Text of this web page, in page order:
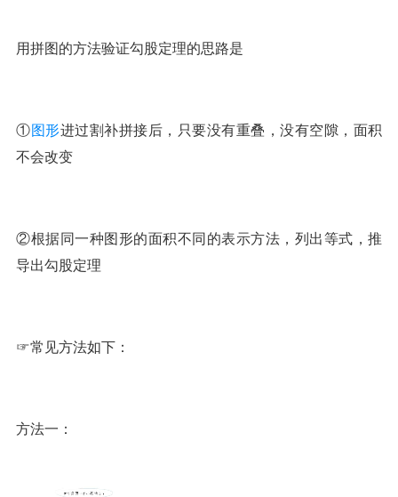
用拼图的方法验证勾股定理的思路是
①图形进过割补拼接后，只要没有重叠，没有空隙，面积
不会改变
②根据同一种图形的面积不同的表示方法，列出等式，推
导出勾股定理
☞常见方法如下：
方法一：